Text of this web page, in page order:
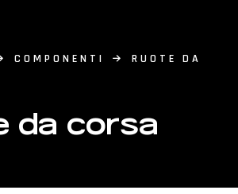
COMPONENTI
RUOTE DA
da corsa